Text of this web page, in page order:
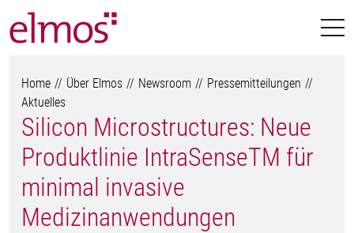
Home Über Elmos Newsroom
Pressemitteilungen
Aktuelles
Silicon Microstructures: Neue
Produktlinie IntraSenseTM für
minimal invasive
Medizinanwendungen